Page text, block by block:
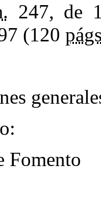
247, de
(120
Fomento